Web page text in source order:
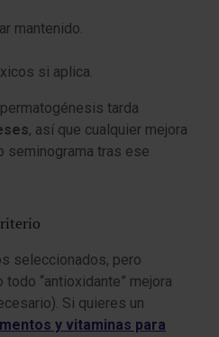
mantenido.
si aplica.
tarda
, así que cualquier mejora
seminograma tras ese
seleccionados, pero
“antioxidante” mejora
Si quieres un
y vitaminas para